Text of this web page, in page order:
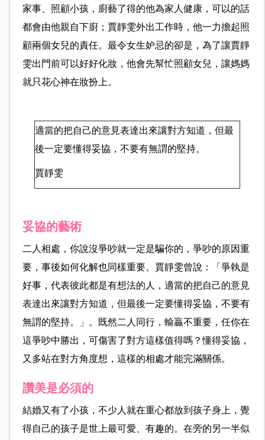
家事、照顧小孩，廚藝了得的他為家人健康，可以的話
都會由他親自下廚；賈靜雯外出工作時，他一力擔起照
顧兩個女兒的責任。最令女生妒忌的卻是，為了讓賈靜
雯出門前可以好好化妝，他會先幫忙照顧女兒，讓媽媽
就只花心神在妝扮上。
適當的把自己的意見表達出來讓對方知道，但最
後一定要懂得妥協，不要有無謂的堅持。
賈靜雯
妥協的藝術
二人相處，你說沒爭吵就一定是騙你的，爭吵的原因重
要，事後如何化解也同樣重要。賈靜雯曾說：「爭執是
好事，代表彼此都是有想法的人，適當的把自己的意見
表達出來讓對方知道，但最後一定要懂得妥協，不要有
無謂的堅持。」。既然二人同行，輸贏不重要，任你在
這爭吵中勝出，可傷害了對方這樣值得嗎？懂得妥協，
又多站在對方角度想，這樣的相處才能完滿關係。
讚美是必須的
結婚又有了小孩，不少人就在重心都放到孩子身上，覺
得自己的孩子是世上最可愛、有趣的。在旁的另一半似